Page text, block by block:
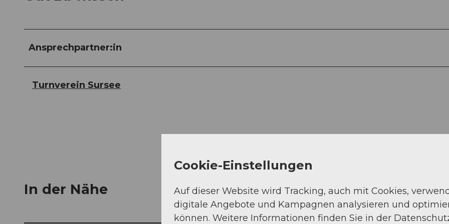
Ansprechpartner:in
Turnverein Sursee
In der Nähe Auf der Karte
Cookie-Einstellungen
Auf dieser Website wird Tracking, auch mit Cookies,
digitale Angebote und Kampagnen analysieren und
können. Weitere Informationen finden Sie in der